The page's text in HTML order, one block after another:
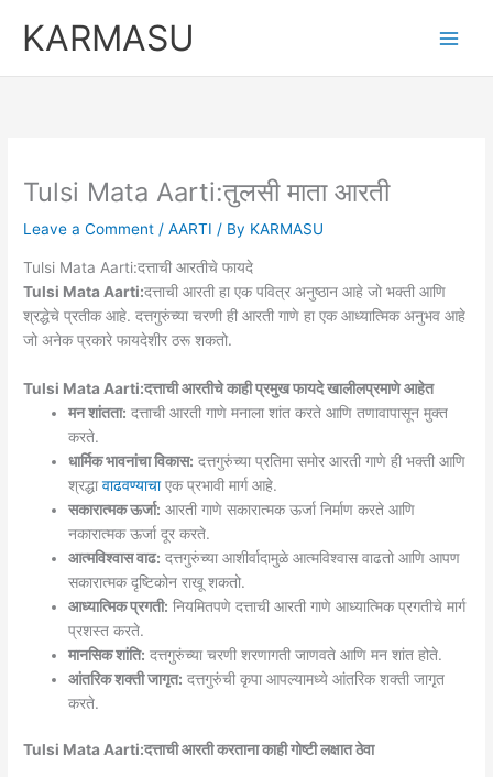
KARMASU
Tulsi Mata Aarti:तुलसी माता आरती
Leave a Comment /AARTI / By KARMASU
Tulsi Mata Aarti:दत्ताची आरतीचे फायदे
Tulsi Mata Aarti:दत्ताची आरती हा एक पवित्र अनुष्ठान आहे जो भक्ती आणि
श्रद्धेचे प्रतीक आहे. दत्तगुरुंच्या चरणी ही आरती गाणे हा एक आध्यात्मिक अनुभव आहे
जो अनेक प्रकारे फायदेशीर ठरू शकतो.
Tulsi Mata Aarti:दत्ताची आरतीचे काही प्रमुख फायदे खालीलप्रमाणे आहेत
मन शांतता: दत्ताची आरती गाणे मनाला शांत करते आणि तणावापासून मुक्त
करते.
धार्मिक भावनांचा विकास: दत्तगुरुंच्या प्रतिमा समोर आरती गाणे ही भक्ती आणि
श्रद्धावाढवण्याचाएक प्रभावी मार्ग आहे.
सकारात्मक ऊर्जा: आरती गाणे सकारात्मक ऊर्जा निर्माण करते आणि
नकारात्मक ऊर्जा दूर करते.
आत्मविश्वास वाढ: दत्तगुरुंच्या आशीर्वादामुळे आत्मविश्वास वाढतो आणि आपण
सकारात्मक दृष्टिकोन राखू शकतो.
आध्यात्मिक प्रगती: नियमितपणे दत्ताची आरती गाणे आध्यात्मिक प्रगतीचे मार्ग
प्रशस्त करते.
मानसिक शांति: दत्तगुरुंच्या चरणी शरणागती जाणवते आणि मन शांत होते.
आंतरिक शक्ती जागृत: दत्तगुरुंची कृपा आपल्यामध्ये आंतरिक शक्ती जागृत
करते.
Tulsi Mata Aarti:दत्ताची आरती करताना काही गोष्टी लक्षात ठेवा